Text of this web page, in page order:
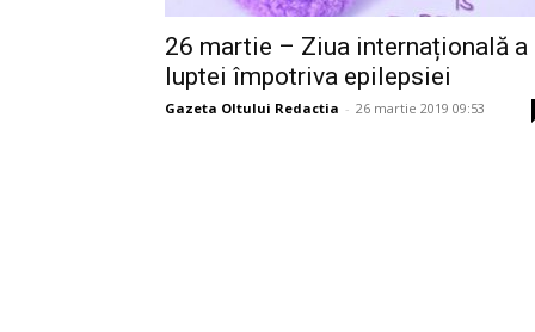
26 martie – Ziua internațională a
luptei împotriva epilepsiei
Gazeta Oltului Redactia - 26 martie 2019 09:53